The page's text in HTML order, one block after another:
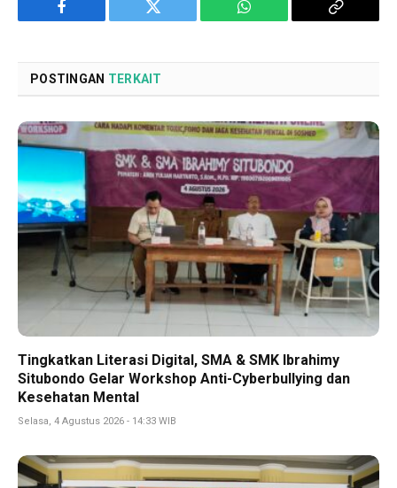
Facebook Twitter WhatsApp
Copy
POSTINGAN TERKAIT
Tingkatkan Literasi Digital, SMA & SMK Ibrahimy
Situbondo Gelar Workshop Anti-Cyberbullying dan
Kesehatan Mental
Selasa, 4 Agustus 2026 - 14:33 WIB